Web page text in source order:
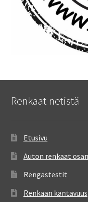
Renkaat netistä
Etusivu
Auton renkaat
Rengastestit
Renkaan kantavuus